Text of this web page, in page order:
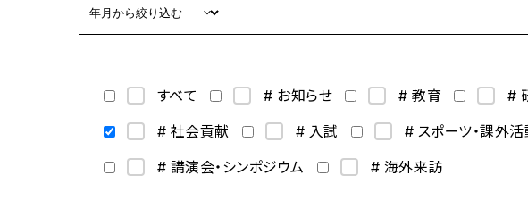
すべて # お知らせ # 教育 #
# 社会貢献
# 入試 # スポーツ・課外活
# 講演会・シンポジウム
# 海外来訪